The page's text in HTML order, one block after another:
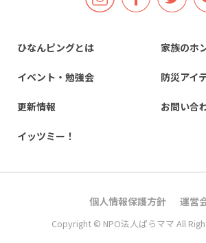
ひなんピングとは 家族のホ
イベント・勉強会 防災アイ
更新情報 お問い合
イッツミー！
個人情報保護方針 運営
Copyright © NPO法人ぱらママ All